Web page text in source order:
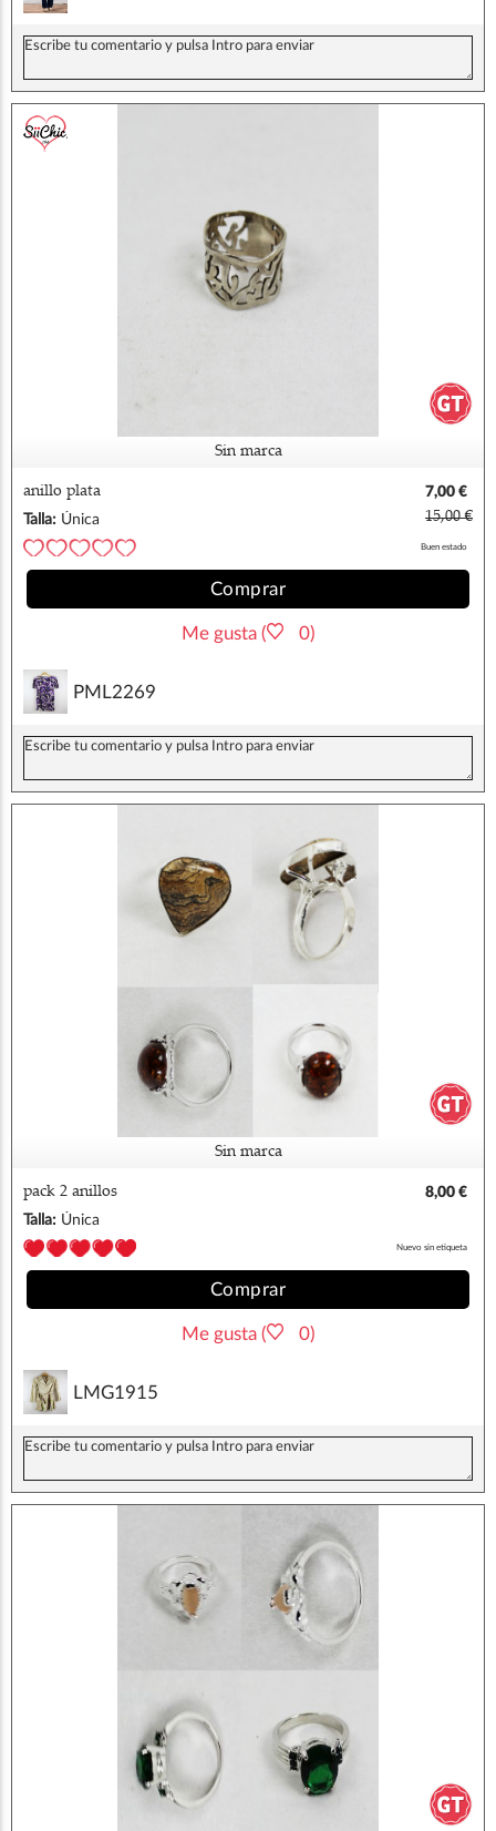
Sin marca
anillo plata
7,00 €
Talla: Única 15,00 €
Buen estado
Comprar
Me gusta ( 0)
PML2269
Sin marca
pack 2 anillos
8,00 €
Talla: Única
Nuevo sin etiqueta
Comprar
Me gusta ( 0)
LMG1915